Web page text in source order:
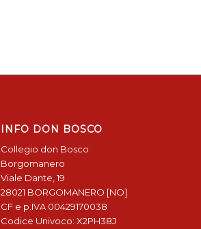
INFO DON BOSCO
Collegio don Bosco
Borgomanero
Viale Dante, 19
28021 BORGOMANERO [NO]
CF e p.IVA 00429170038
Codice Univoco: X2PH38J